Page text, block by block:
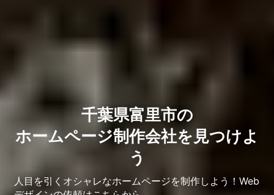
千葉県富里市の
ホームページ制作会社を見つけよ
う
人目を引くオシャレなホームページを制作しよう！Web